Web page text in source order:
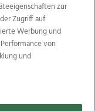
Wimmer
Ischler Woche
OÖN Immobilien
Galerien
zur
Zugriff auf
Werbung und
von
und